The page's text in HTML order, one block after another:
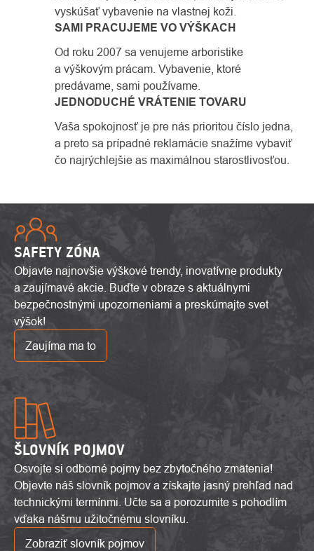
vyskúšať vybavenie na vlastnej koži.
SAMI PRACUJEME VO VÝŠKACH
Od roku 2007 sa venujeme arboristike
a výškovým prácam. Vybavenie, ktoré
predávame, sami používame.
JEDNODUCHÉ VRÁTENIE TOVARU
Vaša spokojnosť je pre nás prioritou číslo jedna,
a preto sa prípadné reklamácie snažíme vybaviť
čo najrýchlejšie as maximálnou starostlivosťou.
SAFETY ZÓNA
Objavte najnovšie výškové trendy, inovatívne produkty
a zaujímavé akcie. Buďte v obraze s aktuálnymi
bezpečnostnými upozorneniami a preskúmajte svet
výšok!
Zaujíma ma to
ŠLOVNÍK POJMOV
Osvojte si odborné pojmy bez zbytočného zmätenia!
Objevte náš slovník pojmov a získajte jasný prehľad nad
technickými termínmi. Učte sa a porozumite s pohodlím
vďaka nášmu užitočnému slovníku.
Zobraziť slovník pojmov